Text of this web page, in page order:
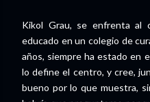
Kikol Grau, se enfrenta al
educado en un colegio de
años, siempre ha estado en
lo define el centro, y cree,
bueno por lo que muestra,